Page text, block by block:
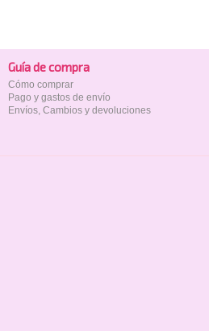
Guía de compra
Cómo comprar
Pago y gastos de envío
Envíos, Cambios y devoluciones